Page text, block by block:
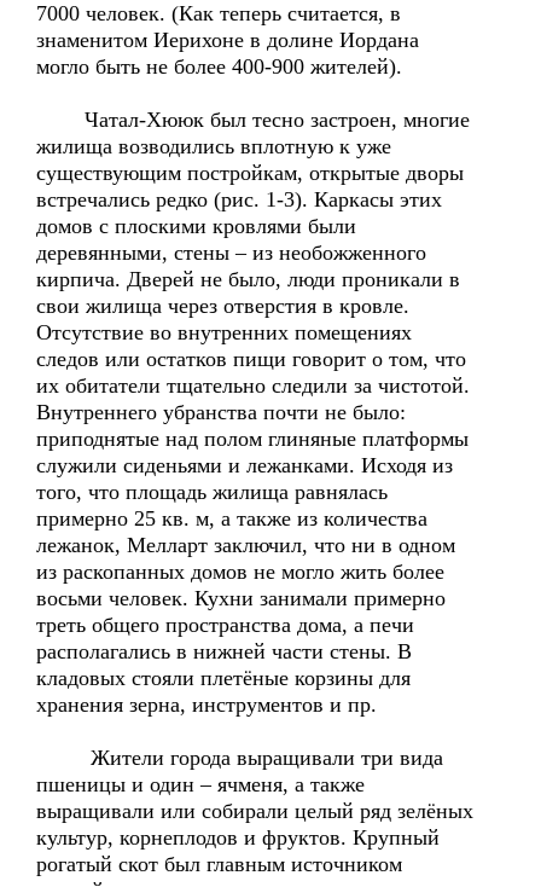
7000 человек. (Как теперь считается, в
знаменитом Иерихоне в долине Иордана
могло быть не более 400-900 жителей).
Чатал-Хююк был тесно застроен, многие
жилища возводились вплотную к уже
существующим постройкам, открытые дворы
встречались редко (рис. 1-3). Каркасы этих
домов с плоскими кровлями были
деревянными, стены – из необожженного
кирпича. Дверей не было, люди проникали в
свои жилища через отверстия в кровле.
Отсутствие во внутренних помещениях
следов или остатков пищи говорит о том, что
их обитатели тщательно следили за чистотой.
Внутреннего убранства почти не было:
приподнятые над полом глиняные платформы
служили сиденьями и лежанками. Исходя из
того, что площадь жилища равнялась
примерно 25 кв. м, а также из количества
лежанок, Мелларт заключил, что ни в одном
из раскопанных домов не могло жить более
восьми человек. Кухни занимали примерно
треть общего пространства дома, а печи
располагались в нижней части стены. В
кладовых стояли плетёные корзины для
хранения зерна, инструментов и пр.
Жители города выращивали три вида
пшеницы и один – ячменя, а также
выращивали или собирали целый ряд зелёных
культур, корнеплодов и фруктов. Крупный
рогатый скот был главным источником